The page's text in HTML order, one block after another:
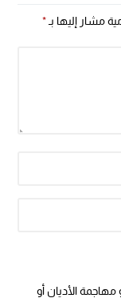
مشار إليها بـ*
الأديان أو